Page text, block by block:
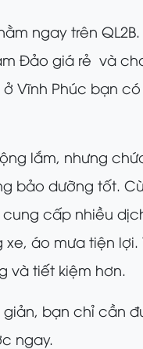
ngay trên
Đảo giá rẻ và
Vĩnh Phúc bạn
lắm, nhưng
bảo dưỡng tốt.
cấp nhiều
áo mưa tiện lợi.
và tiết kiệm hơn.
bạn chỉ cần
ngay.